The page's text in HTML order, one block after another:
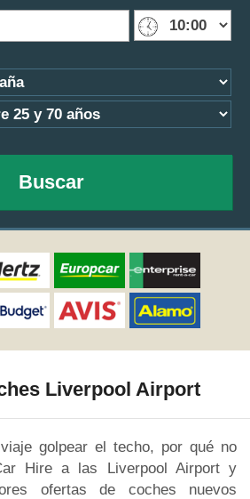
Buscar
Liverpool Airport
golpear el techo, por qué no
Hire a las Liverpool Airport y
ofertas de coches nuevos